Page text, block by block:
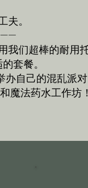
。
——
们超棒的耐用托
套餐。
自己的混乱派对
魔法药水工作坊